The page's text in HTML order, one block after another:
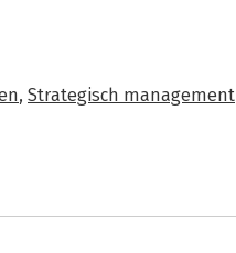
, Strategisch management